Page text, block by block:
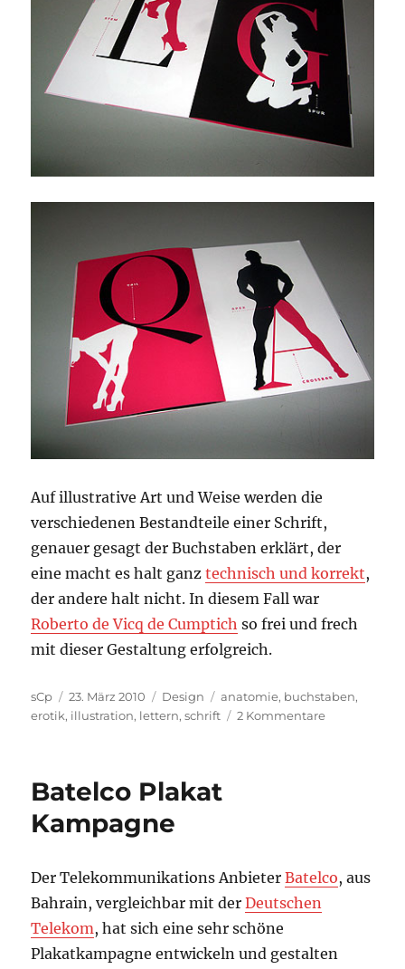
Auf illustrative Art und Weise werden die
verschiedenen Bestandteile einer Schrift,
genauer gesagt der Buchstaben erklärt, der
eine macht es halt ganztechnisch und korrekt,
der andere halt nicht. In diesem Fall war
Roberto de Vicq de Cumptich so frei und frech
mit dieser Gestaltung erfolgreich.
Autor
sCp
Veröffentlicht
am
23. März 2010 Kategorien
Design Schlagwörter
anatomie, buchstaben,
erotik, illustration, lettern,schrift 2 Kommentarezu
Batelco Plakat
Kampagne
Der Telekommunikations AnbieterBatelco, aus
Bahrain, vergleichbar mit derDeutschen
Telekom, hat sich eine sehr schöne
Plakatkampagne entwickeln und gestalten